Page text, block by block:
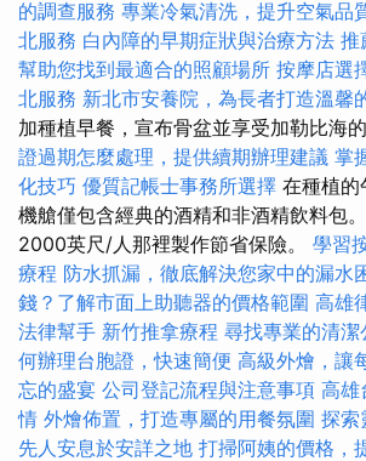
的調查服務 專業冷氣清洗，提升空氣品
北服務 白內障的早期症狀與治療方法 推
幫助您找到最適合的照顧場所 按摩店選
北服務 新北市安養院，為長者打造溫馨
加種植早餐，宣布骨盆並享受加勒比海
證過期怎麼處理，提供續期辦理建議 掌
化技巧 優質記帳士事務所選擇 在種植的
機艙僅包含經典的酒精和非酒精飲料包
2000英尺/人那裡製作節省保險。 學習
療程 防水抓漏，徹底解決您家中的漏水
錢？了解市面上助聽器的價格範圍 高雄
法律幫手 新竹推拿療程 尋找專業的清
何辦理台胞證，快速簡便 高級外燴，讓
忘的盛宴 公司登記流程與注意事項 高雄
情 外燴佈置，打造專屬的用餐氛圍 探索
先人安息於安詳之地 打掃阿姨的價格，